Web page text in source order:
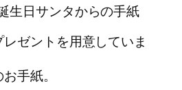
ゼントを用意していま
手紙。